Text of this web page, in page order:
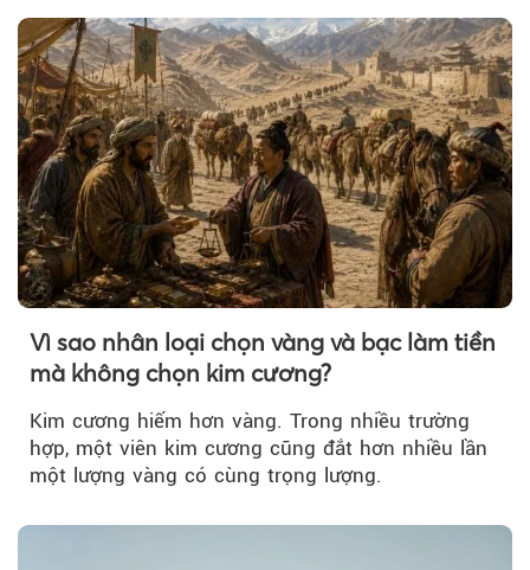
Vì sao nhân loại chọn vàng và bạc làm tiền
mà không chọn kim cương?
Kim cương hiếm hơn vàng. Trong nhiều trường
hợp, một viên kim cương cũng đắt hơn nhiều lần
một lượng vàng có cùng trọng lượng.